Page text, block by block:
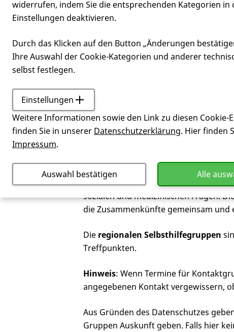
Was bieten die
Selbsthilfegruppen bieten das Gefühl,
Klärung der eigenen Gefühle und
sozialen und medizinischen Fragen.
die Zusammenkünfte gemeinsam
Die regionalen Selbsthilfegruppen
Treffpunkten.
Hinweis: Wenn Termine für
angegebenen Kontakt vergewissern,
Aus Gründen des Datenschutzes
Gruppen Auskunft geben. Falls hier
widerrufen, indem Sie die entsprechenden Kategorien in
Einstellungen deaktivieren.
Durch das Klicken auf den Button „Änderungen
Ihre Auswahl der Cookie-Kategorien und anderer
selbst festlegen.
Einstellungen
Weitere Informationen sowie den Link zu diesen Cookie-
finden Sie in unserer Datenschutzerklärung. Hier finden
Impressum.
Alle
Auswahl bestätigen